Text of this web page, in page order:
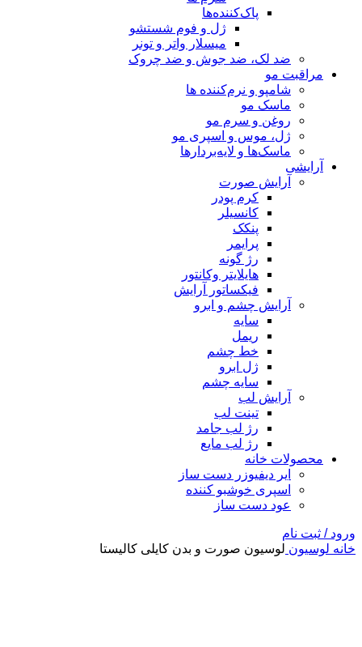
پاک‌کننده‌ها
ژل و فوم شستشو
میسلار واتر و تونر
ضد لک، ضد جوش و ضد چروک
مراقبت مو
شامپو و نرم‌کننده ها
ماسک مو
روغن و سرم مو
ژل، موس و اسپری مو
ماسک‌ها و لایه‌بردارها
آرایشی
آرایش صورت
کرم پودر
کانسیلر
پنکک
پرایمر
رژ گونه
هایلایتر وکانتور
فیکساتور آرایش
آرایش چشم و ابرو
سایه
ریمل
خط چشم
ژل ابرو
سایه چشم
آرایش لب
تینت لب
رژ لب جامد
رژ لب مایع
محصولات خانه
ایر دیفیوزر دست ساز
اسپری خوشبو کننده
عود دست ساز
ورود / ثبت نام
خانه لوسیون لوسیون صورت و بدن کایلی کالیستا